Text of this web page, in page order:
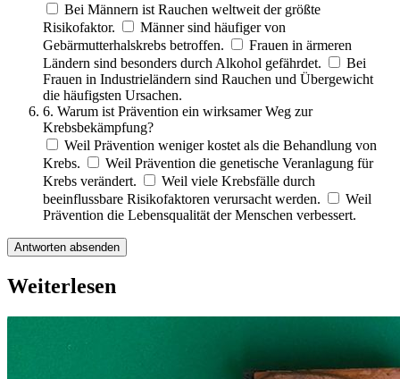
Bei Männern ist Rauchen weltweit der größte
Risikofaktor.
Männer sind häufiger von
Gebärmutterhalskrebs betroffen.
Frauen in ärmeren
Ländern sind besonders durch Alkohol gefährdet.
Bei
Frauen in Industrieländern sind Rauchen und Übergewicht
die häufigsten Ursachen.
6. Warum ist Prävention ein wirksamer Weg zur
Krebsbekämpfung?
Weil Prävention weniger kostet als die Behandlung von
Krebs.
Weil Prävention die genetische Veranlagung für
Krebs verändert.
Weil viele Krebsfälle durch
beeinflussbare Risikofaktoren verursacht werden.
Weil
Prävention die Lebensqualität der Menschen verbessert.
Antworten absenden
Weiterlesen